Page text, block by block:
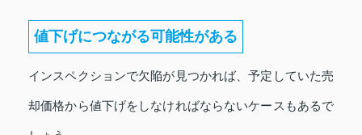
値下げにつながる可能性がある
インスペクションで欠陥が見つかれば、予定していた売
却価格から値下げをしなければならないケースもあるで